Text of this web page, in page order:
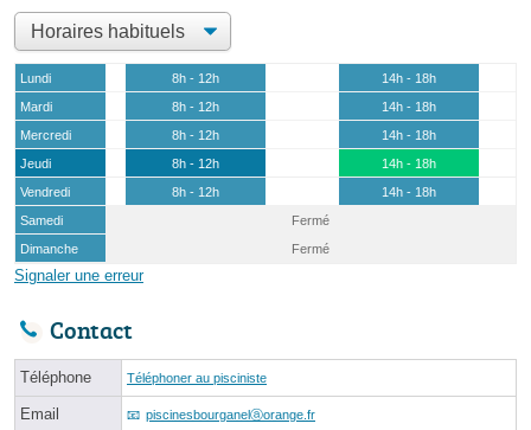
Lundi 8h - 12h
14h - 18h
Mardi
8h - 12h
14h - 18h
Mercredi
8h - 12h
14h - 18h
Jeudi
8h - 12h
14h - 18h
Vendredi
8h - 12h
14h - 18h
Samedi
Fermé
Dimanche
Fermé
Signaler une erreur
Contact
Téléphone Téléphoner au pisciniste
Email piscinesbourganelⓐorange.fr